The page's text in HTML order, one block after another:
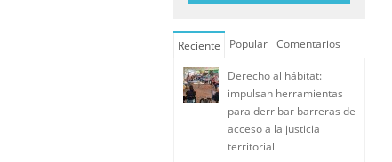
Reciente Popular Comentarios
Derecho al hábitat:
impulsan herramientas
para derribar barreras de
acceso a la justicia
territorial